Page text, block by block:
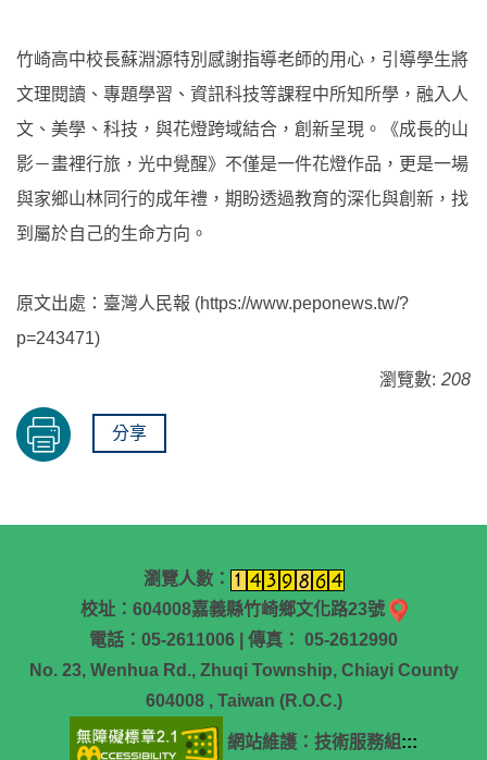
竹崎高中校長蘇淵源特別感謝指導老師的用心，引導學生將
文理閱讀、專題學習、資訊科技等課程中所知所學，融入人
文、美學、科技，與花燈跨域結合，創新呈現。《成長的山
影－畫裡行旅，光中覺醒》不僅是一件花燈作品，更是一場
與家鄉山林同行的成年禮，期盼透過教育的深化與創新，找
到屬於自己的生命方向。
原文出處：臺灣人民報 (https://www.peponews.tw/?
p=243471)
瀏覽數: 208
分享
瀏覽人數：
校址：604008嘉義縣竹崎鄉文化路23號
電話：05-2611006 | 傳真： 05-2612990
No. 23, Wenhua Rd., Zhuqi Township, Chiayi County
604008 , Taiwan (R.O.C.)
網站維護：技術服務組:::